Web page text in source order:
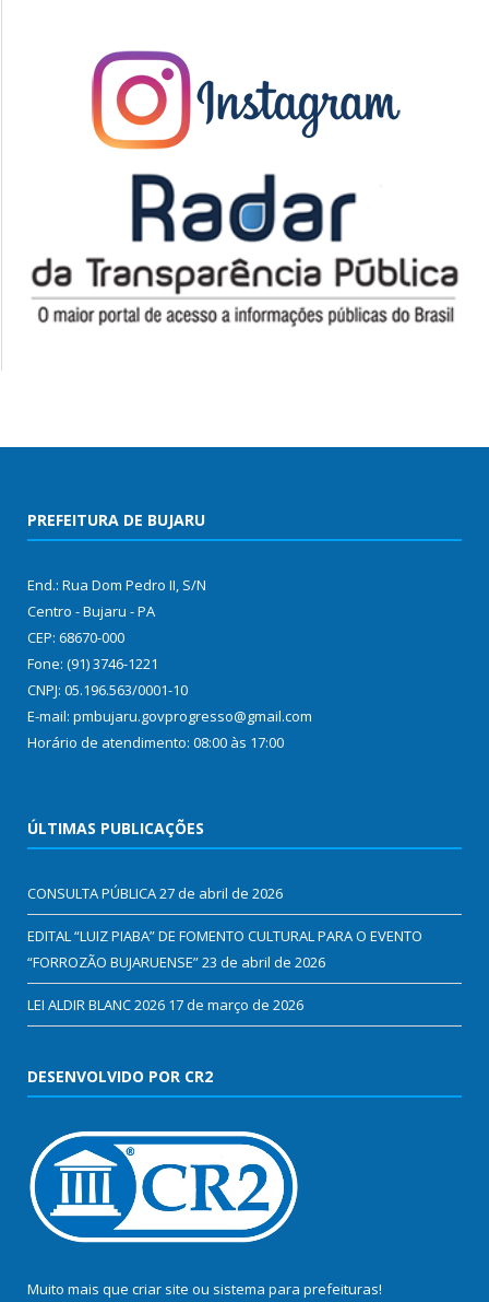
PREFEITURA DE BUJARU
End.: Rua Dom Pedro II, S/N
Centro - Bujaru - PA
CEP: 68670-000
Fone: (91) 3746-1221
CNPJ: 05.196.563/0001-10
E-mail: pmbujaru.govprogresso@gmail.com
Horário de atendimento: 08:00 às 17:00
ÚLTIMAS PUBLICAÇÕES
CONSULTA PÚBLICA27 de abril de 2026
EDITAL “LUIZ PIABA” DE FOMENTO CULTURAL PARA O EVENTO
“FORROZÃO BUJARUENSE”23 de abril de 2026
LEI ALDIR BLANC 2026 17 de março de 2026
DESENVOLVIDO POR CR2
Muito mais que criar site ou sistema para prefeituras!